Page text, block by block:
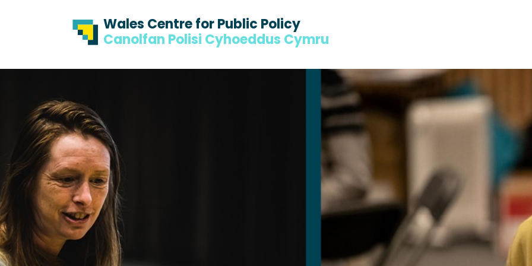
Wales Centre for Public Policy
Canolfan Polisi Cyhoeddus Cymru